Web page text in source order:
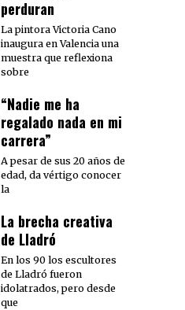
perduran
La pintora Victoria Cano
inaugura en Valencia una
muestra que reflexiona
sobre
“Nadie me ha
regalado nada en mi
carrera”
A pesar de sus 20 años de
edad, da vértigo conocer
la
La brecha creativa
de Lladró
En los 90 los escultores
de Lladró fueron
idolatrados, pero desde
que